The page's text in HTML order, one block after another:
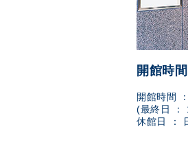
開館時間
開館時間
(最終日 ：
休館日 ：